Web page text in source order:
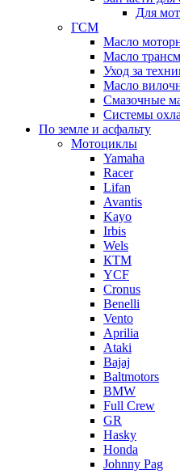
Для
ГСМ
Масло
Масло
Уход за
Масло
Смазочные
Системы
По земле и асфальту
Мотоциклы
Yamaha
Racer
Lifan
Avantis
Kayo
Irbis
Wels
КТМ
YCF
Cronus
Benelli
Vento
Aprilia
Ataki
Bajaj
Baltmotors
BMW
Full Crew
GR
Hasky
Honda
Johnny Pag